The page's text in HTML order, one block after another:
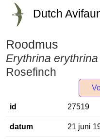
Dutch
Roodmus
Erythrina
Rosefinch
id
27519
datum
21 juni